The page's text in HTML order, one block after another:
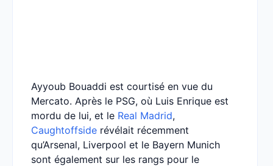
Ayyoub Bouaddi est courtisé en vue du
Mercato. Après le PSG, où Luis Enrique est
mordu de lui, et le Real Madrid,
Caughtoffside révélait récemment
qu’Arsenal, Liverpool et le Bayern Munich
sont également sur les rangs pour le